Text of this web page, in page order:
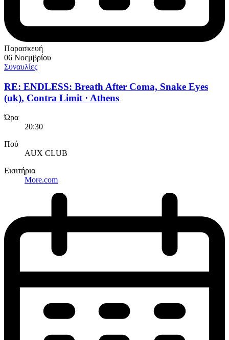
Παρασκευή
06 Νοεμβρίου
Συναυλίες
RE: ENDLESS: Breath After Coma, Snake Eyes
(uk), Contra Limit · Athens
Ώρα
20:30
Πού
AUX CLUB
Εισιτήρια
More.com